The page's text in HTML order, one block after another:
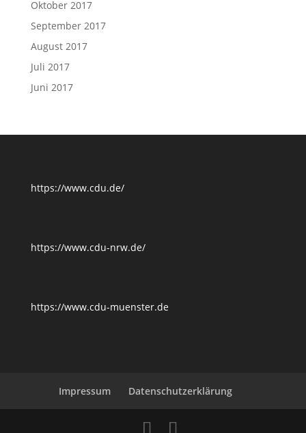
Oktober 2017
September 2017
August 2017
Juli 2017
Juni 2017
https://www.cdu.de/
https://www.cdu-nrw.de/
https://www.cdu-muenster.de
Impressum Datenschutzerklärung